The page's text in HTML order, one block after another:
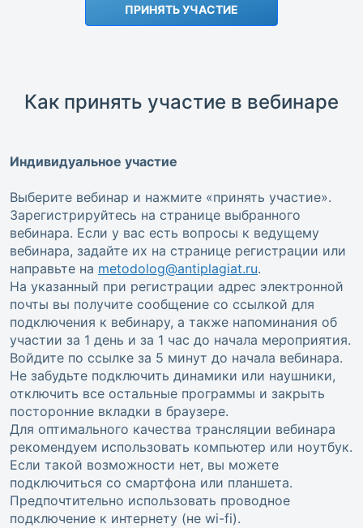
ПРИНЯТЬ УЧАСТИЕ
Как принять участие в вебинаре
Индивидуальное участие
Выберите вебинар и нажмите «принять участие».
Зарегистрируйтесь на странице выбранного
вебинара. Если у вас есть вопросы к ведущему
вебинара, задайте их на странице регистрации или
направьте на metodolog@antiplagiat.ru.
На указанный при регистрации адрес электронной
почты вы получите сообщение со ссылкой для
подключения к вебинару, а также напоминания об
участии за 1 день и за 1 час до начала мероприятия.
Войдите по ссылке за 5 минут до начала вебинара.
Не забудьте подключить динамики или наушники,
отключить все остальные программы и закрыть
посторонние вкладки в браузере.
Для оптимального качества трансляции вебинара
рекомендуем использовать компьютер или ноутбук.
Если такой возможности нет, вы можете
подключиться со смартфона или планшета.
Предпочтительно использовать проводное
подключение к интернету (не wi-fi).